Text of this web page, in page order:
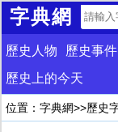
字典網
歷史人物 歷史事件
歷史上的今天
位置： 字典網>>歷史